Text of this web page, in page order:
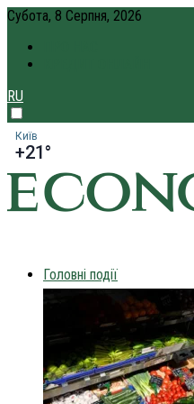
Субота, 8 Серпня, 2026
RU
Київ
+21°
Головні події